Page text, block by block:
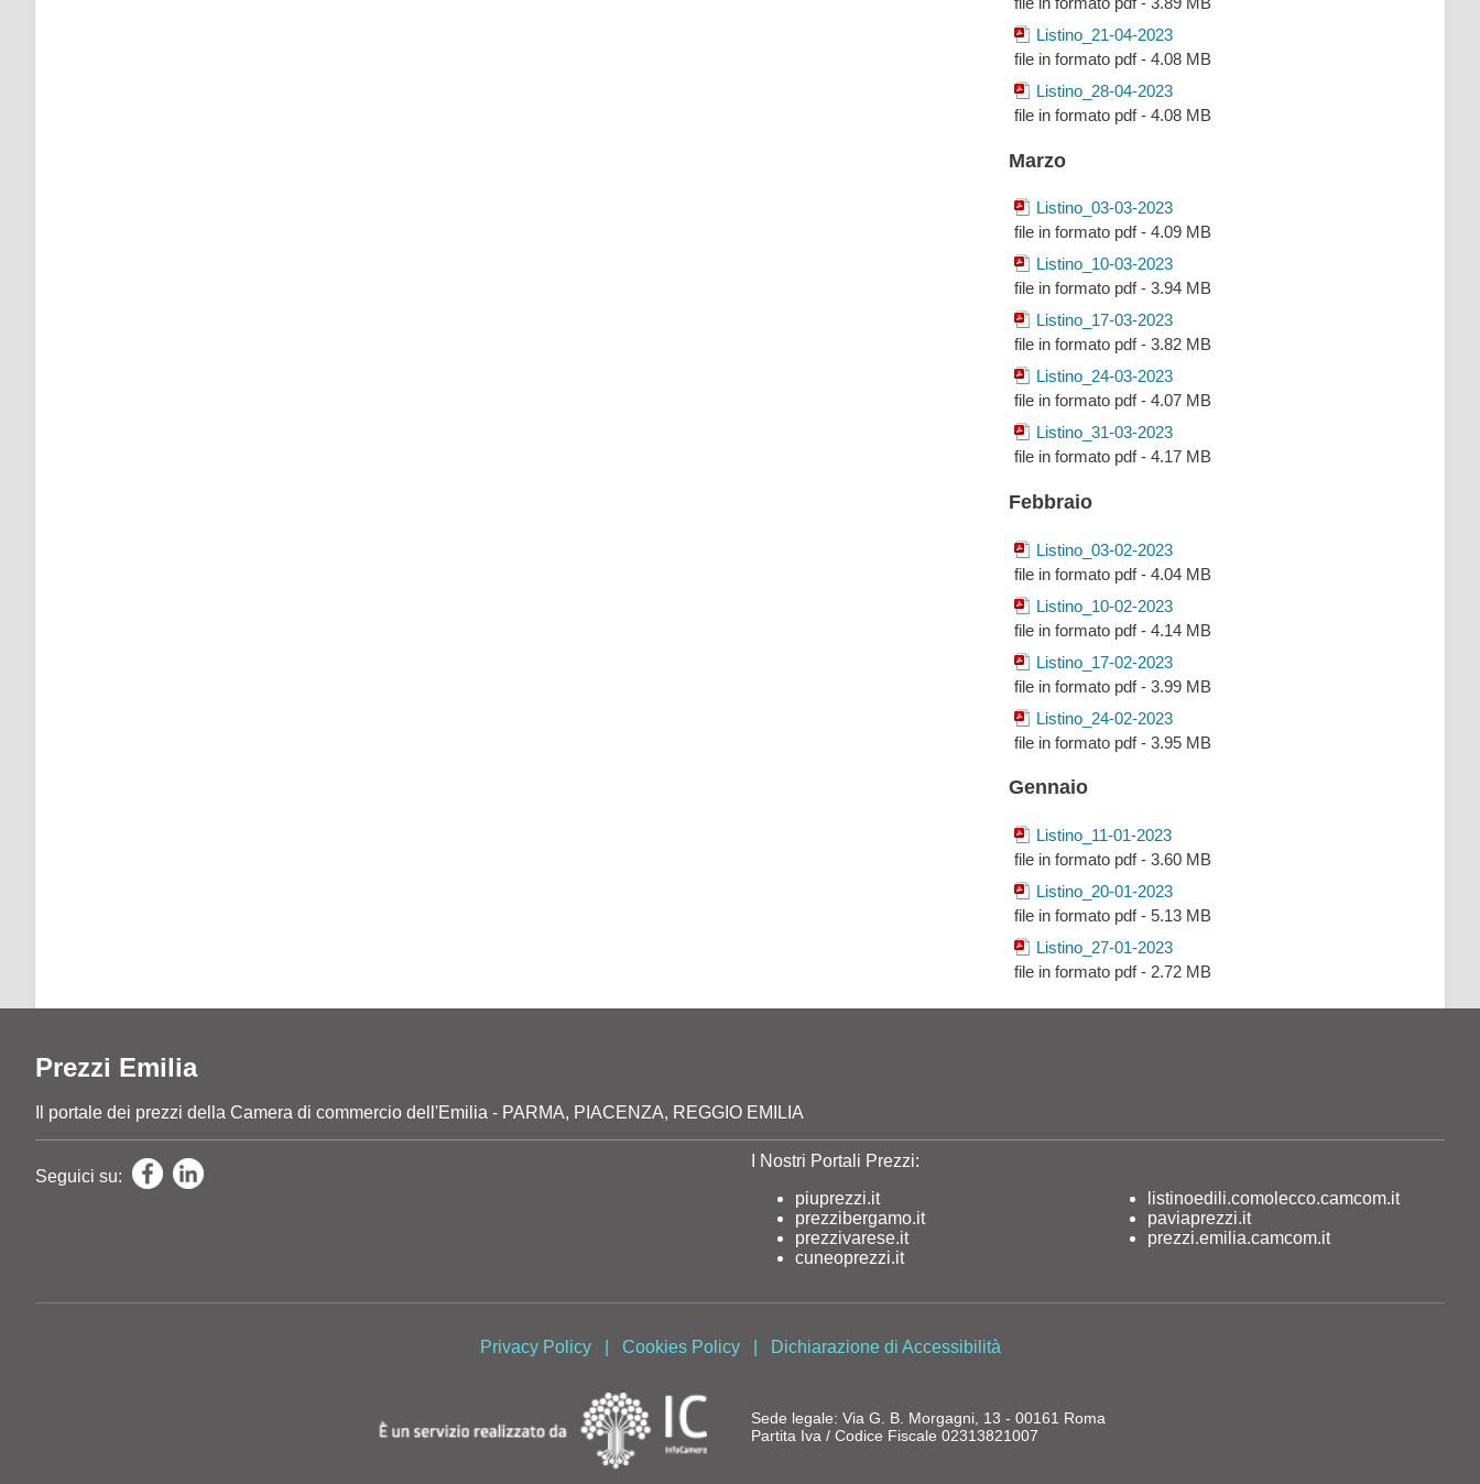
Listino_21-04-2023
file in formato pdf - 4.08 MB
Listino_28-04-2023
file in formato pdf - 4.08 MB
Marzo
Listino_03-03-2023
file in formato pdf - 4.09 MB
Listino_10-03-2023
file in formato pdf - 3.94 MB
Listino_17-03-2023
file in formato pdf - 3.82 MB
Listino_24-03-2023
file in formato pdf - 4.07 MB
Listino_31-03-2023
file in formato pdf - 4.17 MB
Febbraio
Listino_03-02-2023
file in formato pdf - 4.04 MB
Listino_10-02-2023
file in formato pdf - 4.14 MB
Listino_17-02-2023
file in formato pdf - 3.99 MB
Listino_24-02-2023
file in formato pdf - 3.95 MB
Gennaio
Listino_11-01-2023
file in formato pdf - 3.60 MB
Listino_20-01-2023
file in formato pdf - 5.13 MB
Listino_27-01-2023
file in formato pdf - 2.72 MB
Prezzi Emilia
Il portale dei prezzi della Camera di commercio dell'Emilia - PARMA, PIACENZA, REGGIO EMILIA
Seguici su:
I Nostri Portali Prezzi:
piuprezzi.it
prezzibergamo.it
prezzivarese.it
cuneoprezzi.it
listinoedili.comolecco.camcom.it
paviaprezzi.it
prezzi.emilia.camcom.it
Privacy Policy| Cookies Policy| Dichiarazione di Accessibilità
Sede legale: Via G. B. Morgagni, 13 - 00161 Roma
Partita Iva / Codice Fiscale 02313821007